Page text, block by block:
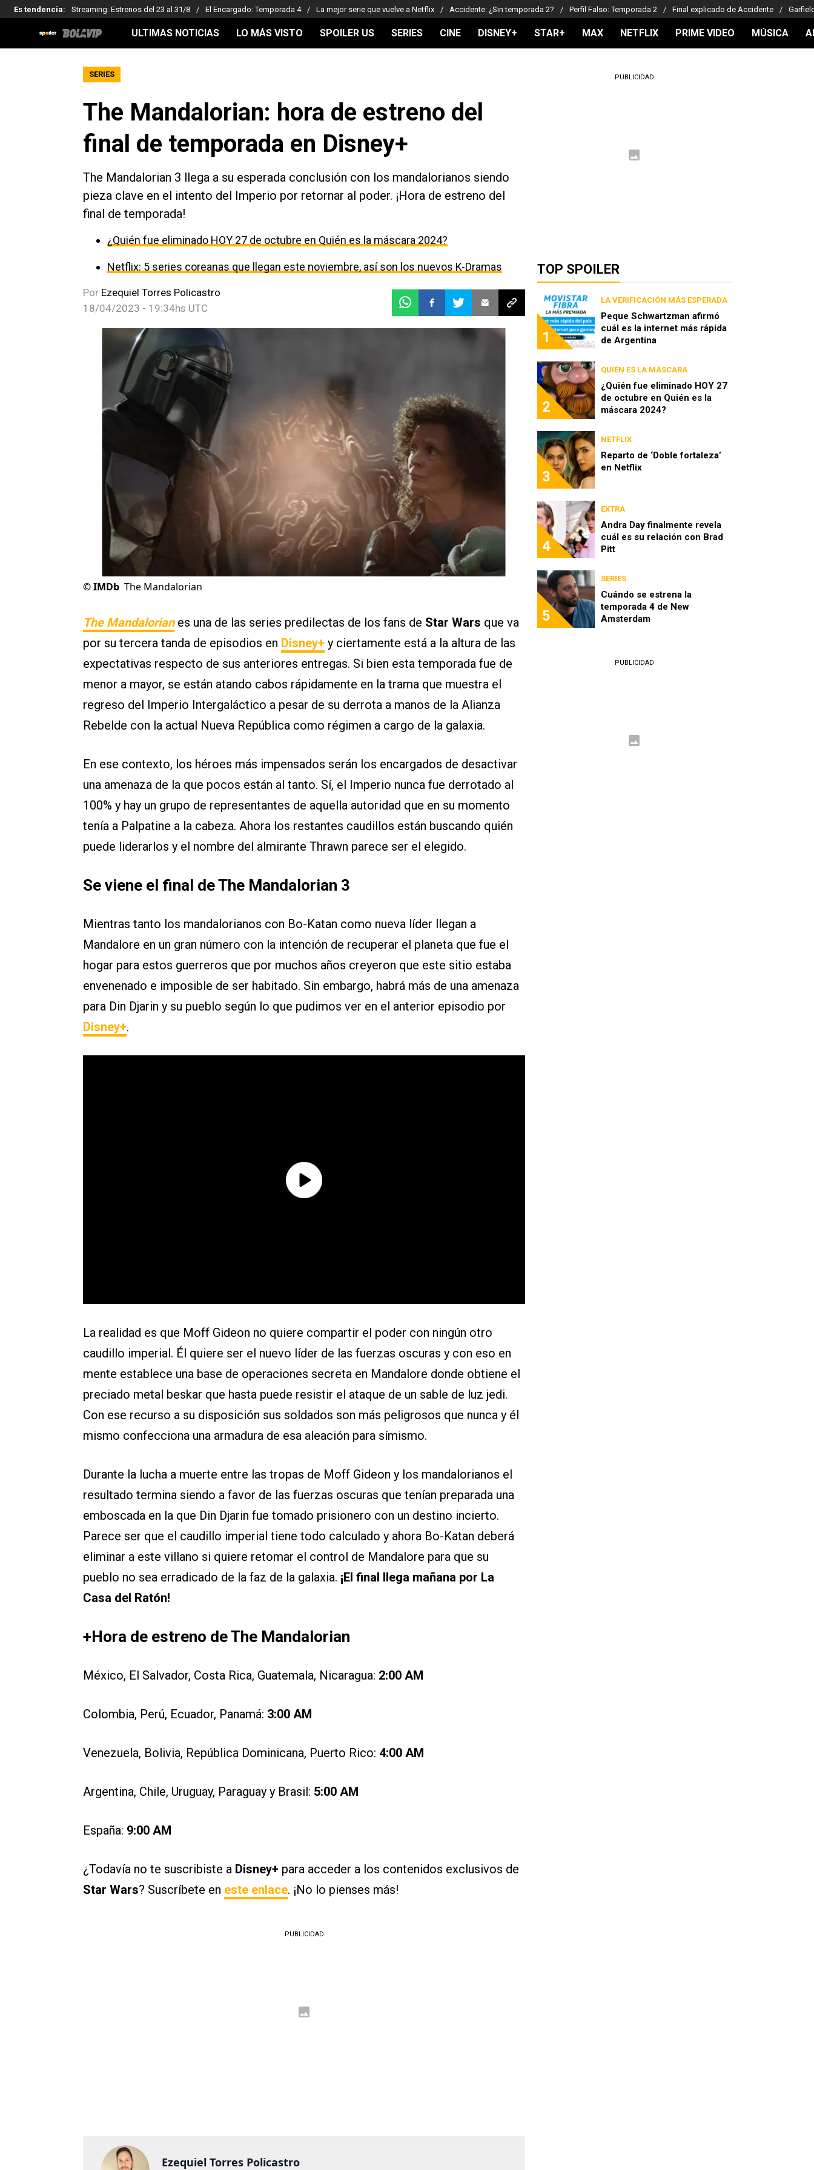
Es tendencia: Streaming: Estrenos del 23 al 31/8 El Encargado: Temporada 4 La mejor serie que vuelve a Netflix Accidente: ¿Sin temporada 2? Perfil Falso: Temporada 2 Final explicado de Accidente
ULTIMAS NOTICIAS LO MÁS VISTO SPOILER US SERIES CINE DISNEY+ STAR+ MAX NETFLIX PRIME VIDEO MÚSICA
SERIES
The Mandalorian: hora de estreno del
final de temporada en Disney+
The Mandalorian 3 llega a su esperada conclusión con los mandalorianos siendo
pieza clave en el intento del Imperio por retornar al poder. ¡Hora de estreno del
final de temporada!
¿Quién fue eliminado HOY 27 de octubre en Quién es la máscara 2024?
Netflix: 5 series coreanas que llegan este noviembre, así son los nuevos K-Dramas
Por Ezequiel Torres Policastro
18/04/2023 - 19:34hs UTC
©IMDb The Mandalorian
The Mandalorianes una de las series predilectas de los fans de Star Wars que va
por su tercera tanda de episodios en Disney+ y ciertamente está a la altura de las
expectativas respecto de sus anteriores entregas. Si bien esta temporada fue de
menor a mayor, se están atando cabos rápidamente en la trama que muestra el
regreso del Imperio Intergaláctico a pesar de su derrota a manos de la Alianza
Rebelde con la actual Nueva República como régimen a cargo de la galaxia.
En ese contexto, los héroes más impensados serán los encargados de desactivar
una amenaza de la que pocos están al tanto. Sí, el Imperio nunca fue derrotado al
100% y hay un grupo de representantes de aquella autoridad que en su momento
tenía a Palpatine a la cabeza. Ahora los restantes caudillos están buscando quién
puede liderarlos y el nombre del almirante Thrawn parece ser el elegido.
Se viene el final de The Mandalorian 3
Mientras tanto los mandalorianos con Bo-Katan como nueva líder llegan a
Mandalore en un gran número con la intención de recuperar el planeta que fue el
hogar para estos guerreros que por muchos años creyeron que este sitio estaba
envenenado e imposible de ser habitado. Sin embargo, habrá más de una amenaza
para Din Djarin y su pueblo según lo que pudimos ver en el anterior episodio por
Disney+.
La realidad es que Moff Gideon no quiere compartir el poder con ningún otro
caudillo imperial. Él quiere ser el nuevo líder de las fuerzas oscuras y con eso en
mente establece una base de operaciones secreta en Mandalore donde obtiene el
preciado metal beskar que hasta puede resistir el ataque de un sable de luz jedi.
Con ese recurso a su disposición sus soldados son más peligrosos que nunca y él
mismo confecciona una armadura de esa aleación para símismo.
Durante la lucha a muerte entre las tropas de Moff Gideon y los mandalorianos el
resultado termina siendo a favor de las fuerzas oscuras que tenían preparada una
emboscada en la que Din Djarin fue tomado prisionero con un destino incierto.
Parece ser que el caudillo imperial tiene todo calculado y ahora Bo-Katan deberá
eliminar a este villano si quiere retomar el control de Mandalore para que su
pueblo no sea erradicado de la faz de la galaxia. ¡El final llega mañana por La
Casa del Ratón!
+Hora de estreno de The Mandalorian
México, El Salvador, Costa Rica, Guatemala, Nicaragua: 2:00 AM
Colombia, Perú, Ecuador, Panamá: 3:00 AM
Venezuela, Bolivia, República Dominicana, Puerto Rico: 4:00 AM
Argentina, Chile, Uruguay, Paraguay y Brasil: 5:00 AM
España: 9:00 AM
¿Todavía no te suscribiste a Disney+ para acceder a los contenidos exclusivos de
Star Wars? Suscríbete en este enlace. ¡No lo pienses más!
PUBLICIDAD
Ezequiel Torres Policastro
PUBLICIDAD
TOP SPOILER
1
LA VERIFICACIÓN MÁS ESPERADA
Peque Schwartzman afirmó
cuál es la internet más rápida
de Argentina
2
QUIÉN ES LA MÁSCARA
¿Quién fue eliminado HOY 27
de octubre en Quién es la
máscara 2024?
3
NETFLIX
Reparto de ‘Doble fortaleza’
en Netflix
4
EXTRA
Andra Day finalmente revela
cuál es su relación con Brad
Pitt
5
SERIES
Cuándo se estrena la
temporada 4 de New
Amsterdam
PUBLICIDAD